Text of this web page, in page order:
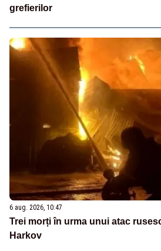
grefierilor
6 aug. 2026, 10:47
Trei morți în urma unui atac
Harkov